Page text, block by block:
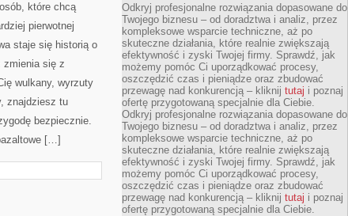
które chcą
pierwotnej
staje się historią o
zmienia się z
wulkany, wyrzuty
znajdziesz tu
bezpiecznie.
[…]
Odkryj profesjonalne rozwiązania dopasowane do
Twojego biznesu – od doradztwa i analiz, przez
kompleksowe wsparcie techniczne, aż po
skuteczne działania, które realnie zwiększają
efektywność i zyski Twojej firmy. Sprawdź, jak
możemy pomóc Ci uporządkować procesy,
oszczędzić czas i pieniądze oraz zbudować
przewagę nad konkurencją – kliknij tutaj i poznaj
ofertę przygotowaną specjalnie dla Ciebie.
Odkryj profesjonalne rozwiązania dopasowane do
Twojego biznesu – od doradztwa i analiz, przez
kompleksowe wsparcie techniczne, aż po
skuteczne działania, które realnie zwiększają
efektywność i zyski Twojej firmy. Sprawdź, jak
możemy pomóc Ci uporządkować procesy,
oszczędzić czas i pieniądze oraz zbudować
przewagę nad konkurencją – kliknij tutaj i poznaj
ofertę przygotowaną specjalnie dla Ciebie.